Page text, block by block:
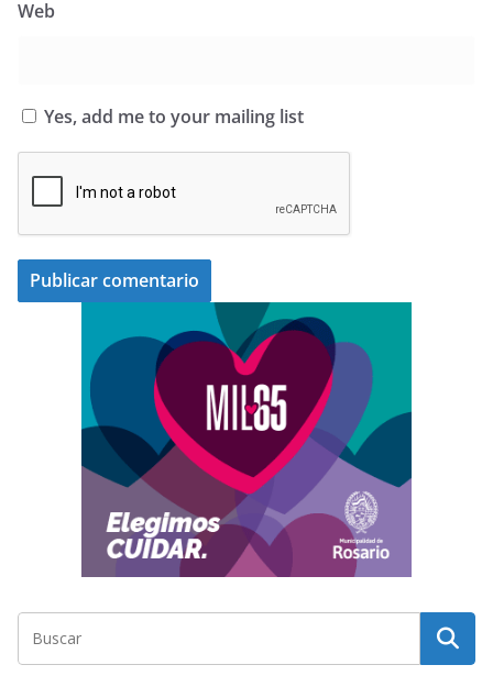
Web
Yes, add me to your mailing list